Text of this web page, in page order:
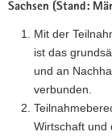
Sachsen (Stand:
Mit der
ist das
und an
verbunden.
Wirtschaft und